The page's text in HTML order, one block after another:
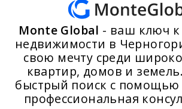
Monte Global - ваш ключ
недвижимости в
свою мечту среди
квартир, домов и
быстрый поиск с помощью
профессиональная